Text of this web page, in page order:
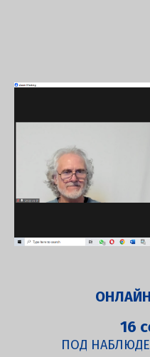
16
ПОД